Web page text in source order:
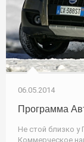
06.05.2014
Программа
Не стой близко у
Коммерческое